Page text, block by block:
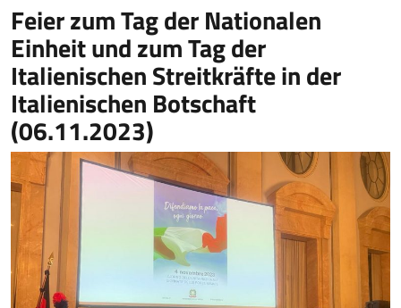
Feier zum Tag der Nationalen
Einheit und zum Tag der
Italienischen Streitkräfte in der
Italienischen Botschaft
(06.11.2023)